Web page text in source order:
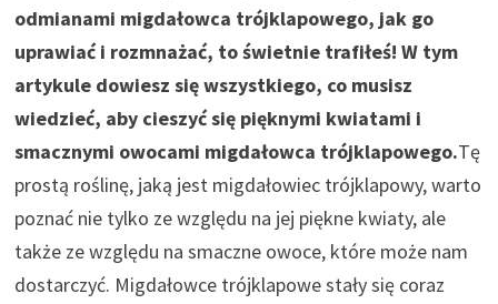
odmianami migdałowca trójklapowego, jak go
uprawiać i rozmnażać, to świetnie trafiłeś! W tym
artykule dowiesz się wszystkiego, co musisz
wiedzieć, aby cieszyć się pięknymi kwiatami i
smacznymi owocami migdałowca trójklapowego.Tę
prostą roślinę, jaką jest migdałowiec trójklapowy, warto
poznać nie tylko ze względu na jej piękne kwiaty, ale
także ze względu na smaczne owoce, które może nam
dostarczyć. Migdałowce trójklapowe stały się coraz